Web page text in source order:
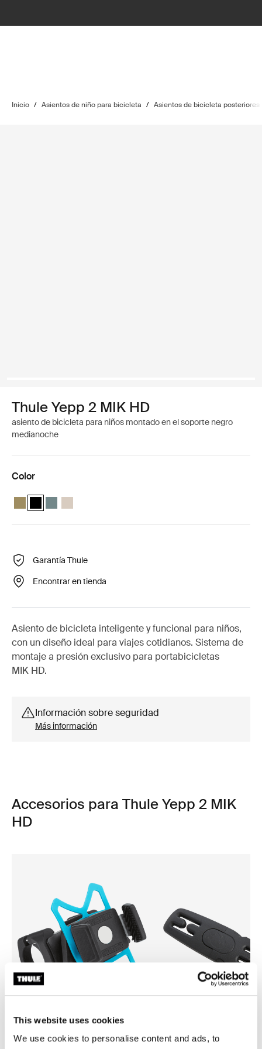
This website uses cookies
We use cookies to personalise content and ads, to
Inicio / Asientos de niño para bicicleta / Asientos de bicicleta posteriores
Thule Yepp 2 MIK HD
asiento de bicicleta para niños montado en el soporte negro
medianoche
Color
Thule Yepp 2 MIK HD Verde nutria
Thule Yepp 2 MIK HD Negro medianoche (selected)
Thule Yepp 2 MIK HD Azul medio
Thule Yepp 2 MIK HD Arena suave
Garantía Thule
Encontrar en tienda
Asiento de bicicleta inteligente y funcional para niños,
con un diseño ideal para viajes cotidianos. Sistema de
montaje a presión exclusivo para portabicicletas
MIK HD.
Información sobre seguridad
Más información
Accesorios para Thule Yepp 2 MIK
HD
Thule smartphone bike mount Thule Yepp harness clip